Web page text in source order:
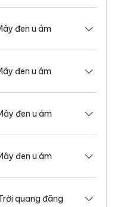
đen u ám
đen u ám
đen u ám
đen u ám
quang đãng